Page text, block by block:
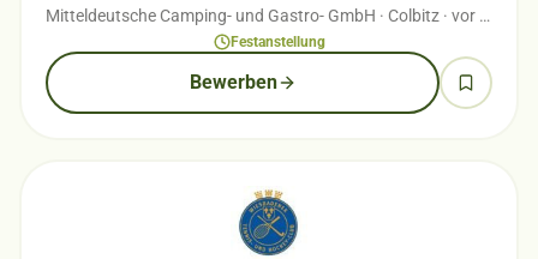
Mitteldeutsche Camping- und Gastro- GmbH · Colbitz · vor 1 Wochen
Festanstellung
Bewerben